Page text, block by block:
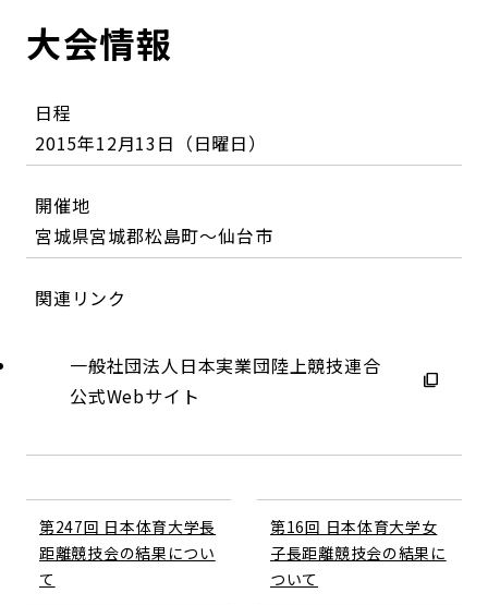
大会情報
日程
2015年12月13日（日曜日）
開催地
宮城県宮城郡松島町～仙台市
関連リンク
一般社団法人日本実業団陸上競技連合
公式Webサイト
第247回 日本体育大学長
距離競技会の結果につい
て
第16回 日本体育大学女
子長距離競技会の結果に
ついて